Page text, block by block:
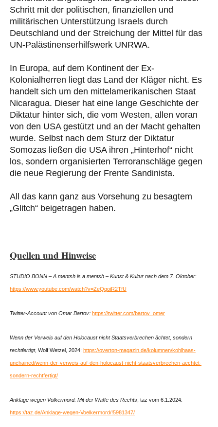
Schritt mit der politischen, finanziellen und
militärischen Unterstützung Israels durch
Deutschland und der Streichung der Mittel für das
UN-Palästinenserhilfswerk UNRWA.
In Europa, auf dem Kontinent der Ex-
Kolonialherren liegt das Land der Kläger nicht. Es
handelt sich um den mittelamerikanischen Staat
Nicaragua. Dieser hat eine lange Geschichte der
Diktatur hinter sich, die vom Westen, allen voran
von den USA gestützt und an der Macht gehalten
wurde. Selbst nach dem Sturz der Diktatur
Somozas ließen die USA ihren „Hinterhof“ nicht
los, sondern organisierten Terroranschläge gegen
die neue Regierung der Frente Sandinista.
All das kann ganz aus Vorsehung zu besagtem
„Glitch“ beigetragen haben.
Quellen und Hinweise
STUDIO BONN – A mentsh is a mentsh – Kunst & Kultur nach dem 7. Oktober:
https://www.youtube.com/watch?v=ZeQqoiR2TfU
Twitter-Account von Omar Bartov: https://twitter.com/bartov_omer
Wenn der Verweis auf den Holocaust nicht Staatsverbrechen ächtet, sondern
rechtfertigt, Wolf Wetzel, 2024: https://overton-magazin.de/kolumnen/kohlhaas-
unchained/wenn-der-verweis-auf-den-holocaust-nicht-staatsverbrechen-aechtet-
sondern-rechtfertigt/
Anklage wegen Völkermord: Mit der Waffe des Rechts , taz vom 6.1.2024:
https://taz.de/Anklage-wegen-Voelkermord/!5981347/